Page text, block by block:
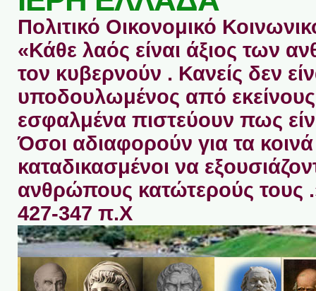
Πολιτικό Οικονομικό
«Κάθε λαός είναι άξιος των
τον κυβερνούν . Κανείς δεν
υποδουλωμένος από
εσφαλμένα πιστεύουν πως
Όσοι αδιαφορούν για τα κοινά
καταδικασμένοι να
ανθρώπους κατώτερούς τους
427-347 π.Χ